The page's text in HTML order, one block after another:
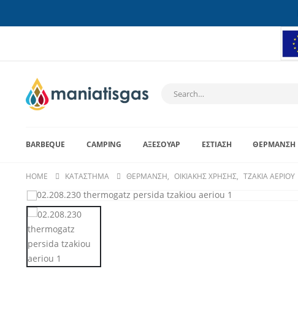
BARBEQUE CAMPING ΑΞΕΣΟΥΆΡ ΕΣΤΊΑΣΗ ΘΈΡΜΑΝΣΗ
HOME ΚΑΤΆΣΤΗΜΑ ΘΈΡΜΑΝΣΗ, ΟΙΚΙΑΚΉΣ ΧΡΉΣΗΣ, ΤΖΆΚΙΑ ΑΕΡΊΟΥ